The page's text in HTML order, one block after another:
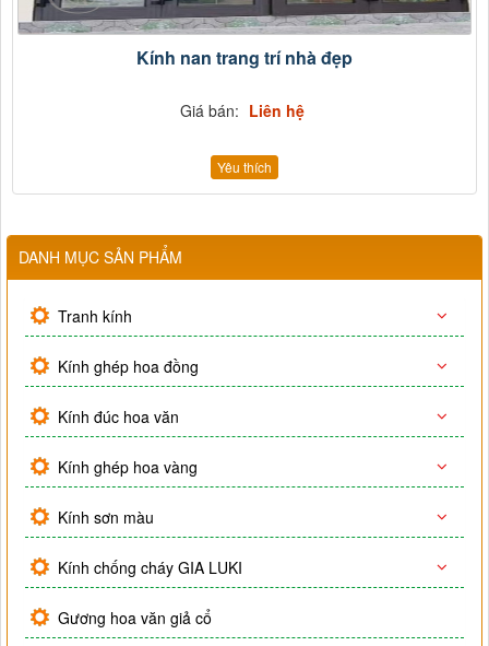
Kính nan trang trí nhà đẹp
Giá bán: Liên hệ
Yêu thích
DANH MỤC SẢN PHẨM
Tranh kính
Kính ghép hoa đồng
Kính đúc hoa văn
Kính ghép hoa vàng
Kính sơn màu
Kính chống cháy GIA LUKI
Gương hoa văn giả cổ